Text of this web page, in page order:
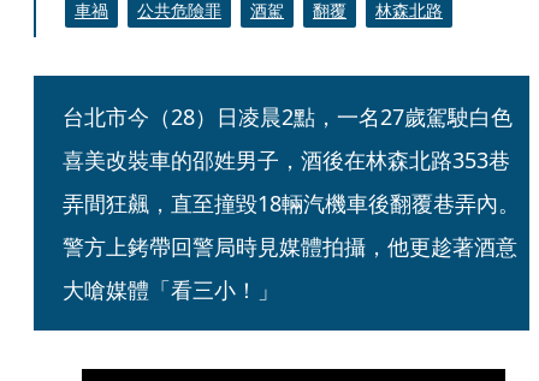
車禍 公共危險罪 酒駕 翻覆 林森北路
台北市今（28）日凌晨2點，一名27歲駕駛白色
喜美改裝車的邵姓男子，酒後在林森北路353巷
弄間狂飆，直至撞毀18輛汽機車後翻覆巷弄內。
警方上銬帶回警局時見媒體拍攝，他更趁著酒意
大嗆媒體「看三小！」